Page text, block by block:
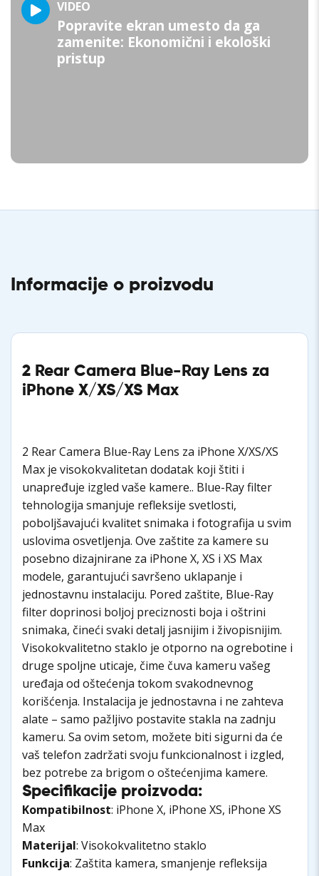
VIDEO
Popravite ekran umesto da ga
zamenite: Ekonomični i ekološki
pristup
Informacije o proizvodu
2 Rear Camera Blue-Ray Lens za
iPhone X/XS/XS Max
2 Rear Camera Blue-Ray Lens za iPhone X/XS/XS
Max je visokokvalitetan dodatak koji štiti i
unapređuje izgled vaše kamere.. Blue-Ray filter
tehnologija smanjuje refleksije svetlosti,
poboljšavajući kvalitet snimaka i fotografija u svim
uslovima osvetljenja. Ove zaštite za kamere su
posebno dizajnirane za iPhone X, XS i XS Max
modele, garantujući savršeno uklapanje i
jednostavnu instalaciju. Pored zaštite, Blue-Ray
filter doprinosi boljoj preciznosti boja i oštrini
snimaka, čineći svaki detalj jasnijim i živopisnijim.
Visokokvalitetno staklo je otporno na ogrebotine i
druge spoljne uticaje, čime čuva kameru vašeg
uređaja od oštećenja tokom svakodnevnog
korišćenja. Instalacija je jednostavna i ne zahteva
alate – samo pažljivo postavite stakla na zadnju
kameru. Sa ovim setom, možete biti sigurni da će
vaš telefon zadržati svoju funkcionalnost i izgled,
bez potrebe za brigom o oštećenjima kamere.
Specifikacije proizvoda:
Kompatibilnost: iPhone X, iPhone XS, iPhone XS
Max
Materijal: Visokokvalitetno staklo
Funkcija: Zaštita kamera, smanjenje refleksija